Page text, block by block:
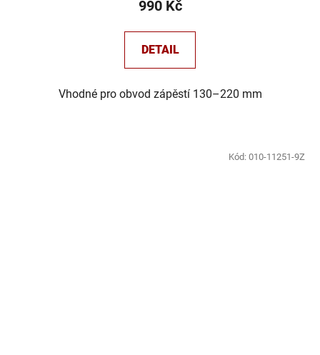
990 Kč
DETAIL
Vhodné pro obvod zápěstí 130–220 mm
Kód: 010-11251-9Z